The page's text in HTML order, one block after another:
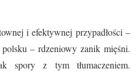
i efektywnej przypadłości –
– rdzeniowy zanik mięśni.
spory z tym tłumaczeniem.